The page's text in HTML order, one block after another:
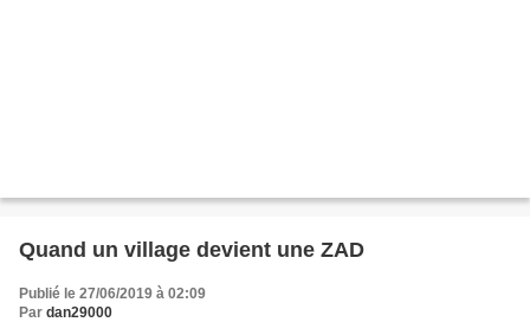
Quand un village devient une ZAD
Publié le 27/06/2019 à 02:09
Par dan29000